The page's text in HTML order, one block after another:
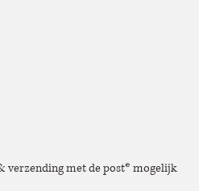
verzending met de post* mogelijk